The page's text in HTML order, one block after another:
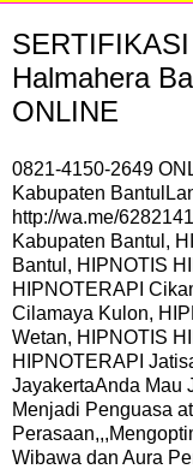
Halmahera
ONLINE
0821-4150-2649
Kabupaten
http://wa.me/
Kabupaten Bantul,
Bantul, HIPNOTIS
HIPNOTERAPI
Cilamaya Kulon,
Wetan, HIPNOTIS
HIPNOTERAPI
JayakertaAnda Mau
Menjadi Penguasa
Wibawa dan Aura